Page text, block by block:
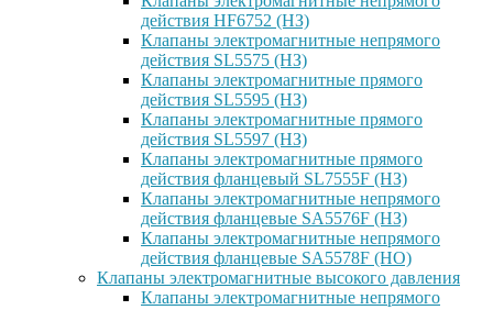
действия HF6752 (НЗ)
Клапаны электромагнитные непрямого
действия SL5575 (НЗ)
Клапаны электромагнитные прямого
действия SL5595 (НЗ)
Клапаны электромагнитные прямого
действия SL5597 (НЗ)
Клапаны электромагнитные прямого
действия фланцевый SL7555F (НЗ)
Клапаны электромагнитные непрямого
действия фланцевые SA5576F (НЗ)
Клапаны электромагнитные непрямого
действия фланцевые SA5578F (НО)
Клапаны электромагнитные высокого давления
Клапаны электромагнитные непрямого